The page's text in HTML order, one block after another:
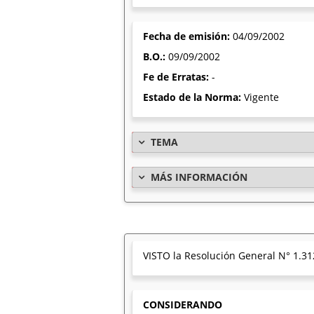
Fecha de emisión: 04/09/2002
B.O.: 09/09/2002
Fe de Erratas: -
Estado de la Norma: Vigente
TEMA
MÁS INFORMACIÓN
VISTO la Resolución General N°
CONSIDERANDO